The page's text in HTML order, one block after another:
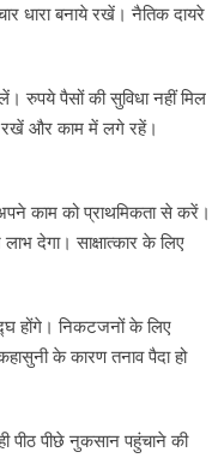
धारा बनाये रखें। नैतिक दायरे
रुपये पैसों की सुविधा नहीं मिल
रखें और काम में लगे रहें।
काम को प्राथमिकता से करें।
देगा। साक्षात्कार के लिए
होंगे। निकटजनों के लिए
के कारण तनाव पैदा हो
पीठ पीछे नुकसान पहुंचाने की